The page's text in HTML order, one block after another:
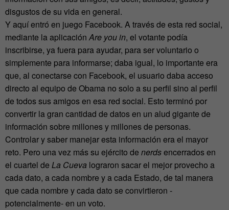
disgustos de su vida en general.
Y aquí entró en juego Facebook. A través de esta red social,
mediante la aplicaciónAre you in, el votante podía
inscribirse, ya fuera para ayudar, para ser voluntario o
simplemente para informarse; daba igual, lo importante era
que, al conectarse con Facebook, el usuario daba acceso
directo al equipo de Obama no solo a su perfil sino al perfil
de todos sus amigos en esa red social. Esto terminó por
convertir la gran cantidad de datos en un alud gigante de
información sobre millones y millones de personas.
Controlar y saber manejar esta información era el mayor
reto. Pero una vez más su ejército de nerdsencerrados en
el cuartel de La Cueva lograron sacar el mejor provecho a
cada dato, a cada nombre y a cada Estado, de tal manera
que cada nombre y cada dato se convirtieron -
potencialmente- en un voto.